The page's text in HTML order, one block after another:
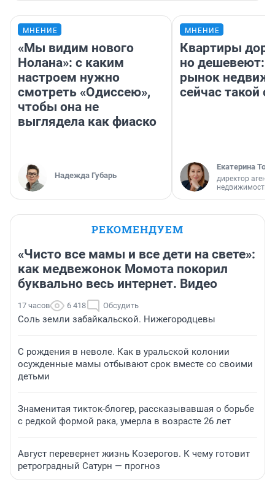
МНЕНИЕ
«Мы видим нового
Нолана»: с каким
настроем нужно
смотреть «Одиссею»,
чтобы она не
выглядела как фиаско
Надежда Губарь
МНЕНИЕ
Квартиры
но дешевеют:
рынок
сейчас такой
Екатерина
директор
недвижимости
РЕКОМЕНДУЕМ
«Чисто все мамы и все дети на свете»:
как медвежонок Момота покорил
буквально весь интернет. Видео
17 часов 6 418 Обсудить
Соль земли забайкальской. Нижегородцевы
С рождения в неволе. Как в уральской колонии
осужденные мамы отбывают срок вместе со своими
детьми
Знаменитая тикток-блогер, рассказывавшая о борьбе
с редкой формой рака, умерла в возрасте 26 лет
Август перевернет жизнь Козерогов. К чему готовит
ретроградный Сатурн — прогноз